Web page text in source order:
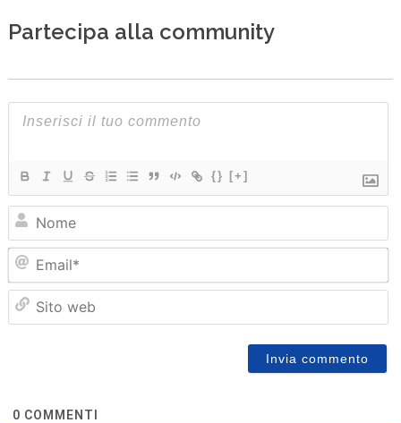
Partecipa alla community
{} [+]
0 COMMENTI